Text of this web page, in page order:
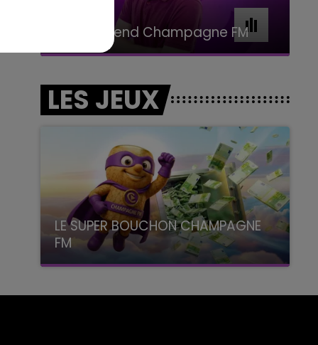
Le week-end Champagne FM
LES JEUX
LE SUPER BOUCHON CHAMPAGNE
FM
avec La Famille Champagne FM, à 8H10